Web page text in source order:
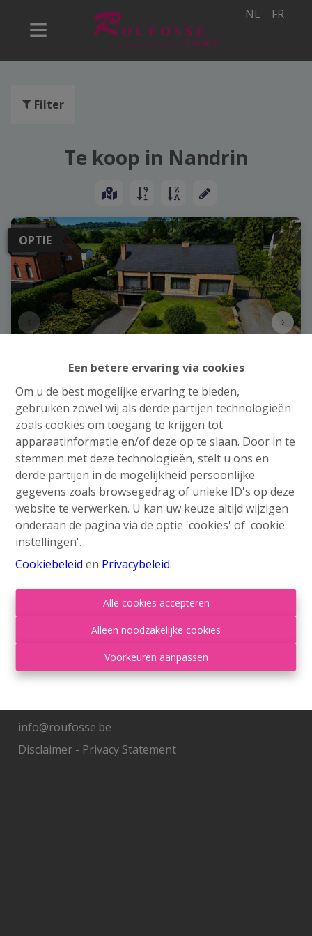
Een betere ervaring via cookies
Om u de best mogelijke ervaring te bieden,
gebruiken zowel wij als derde partijen technologieën
zoals cookies om toegang te krijgen tot
apparaatinformatie en/of deze op te slaan. Door in te
stemmen met deze technologieën, stelt u ons en
derde partijen in de mogelijkheid persoonlijke
gegevens zoals browsegedrag of unieke ID's op deze
website te verwerken. U kan uw keuze altijd wijzigen
onderaan de pagina via de optie 'cookies' of 'cookie
instellingen'.
Cookiebeleid en Privacybeleid.
Alle cookies accepteren
Alleen noodzakelijke cookies
Voorkeuren aanpassen
NL FR
Filter
Te koop in Nandrin
OPTIE
Huis
Rue d'Esneux 1, 4550 Nandrin| Ref: 5376
Vanaf € 379.000
Contacteer ons
Grand'Route 548
4400 Flémalle
info@roufosse.be
Disclaimer - Privacy Statement